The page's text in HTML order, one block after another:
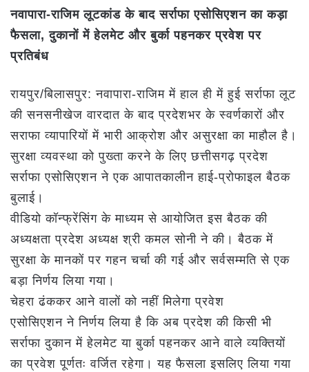
नवापारा-राजिम लूटकांड के बाद सर्राफा एसोसिएशन का कड़ा
फैसला, दुकानों में हेलमेट और बुर्का पहनकर प्रवेश पर
प्रतिबंध
रायपुर/बिलासपुर: नवापारा-राजिम में हाल ही में हुई सर्राफा लूट
की सनसनीखेज वारदात के बाद प्रदेशभर के स्वर्णकारों और
सराफा व्यापारियों में भारी आक्रोश और असुरक्षा का माहौल है।
सुरक्षा व्यवस्था को पुख्ता करने के लिए छत्तीसगढ़ प्रदेश
सर्राफा एसोसिएशन ने एक आपातकालीन हाई-प्रोफाइल बैठक
बुलाई।
वीडियो कॉन्फ्रेंसिंग के माध्यम से आयोजित इस बैठक की
अध्यक्षता प्रदेश अध्यक्ष श्री कमल सोनी ने की। बैठक में
सुरक्षा के मानकों पर गहन चर्चा की गई और सर्वसम्मति से एक
बड़ा निर्णय लिया गया।
चेहरा ढंककर आने वालों को नहीं मिलेगा प्रवेश
एसोसिएशन ने निर्णय लिया है कि अब प्रदेश की किसी भी
सर्राफा दुकान में हेलमेट या बुर्का पहनकर आने वाले व्यक्तियों
का प्रवेश पूर्णतः वर्जित रहेगा। यह फैसला इसलिए लिया गया